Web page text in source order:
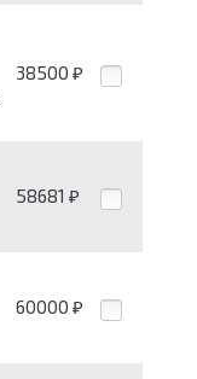
38500 ₽
58681 ₽
60000 ₽